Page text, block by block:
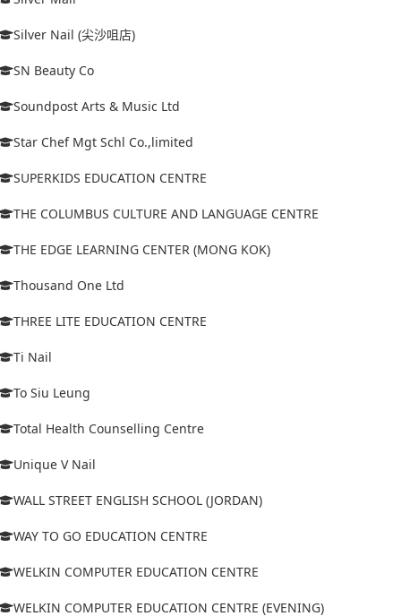
Silver Nail (尖沙咀店)
SN Beauty Co
Soundpost Arts & Music Ltd
Star Chef Mgt Schl Co.,limited
SUPERKIDS EDUCATION CENTRE
THE COLUMBUS CULTURE AND LANGUAGE CENTRE
THE EDGE LEARNING CENTER (MONG KOK)
Thousand One Ltd
THREE LITE EDUCATION CENTRE
Ti Nail
To Siu Leung
Total Health Counselling Centre
Unique V Nail
WALL STREET ENGLISH SCHOOL (JORDAN)
WAY TO GO EDUCATION CENTRE
WELKIN COMPUTER EDUCATION CENTRE
WELKIN COMPUTER EDUCATION CENTRE (EVENING)